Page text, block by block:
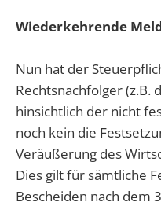
Wiederkehrende
Nun hat der
Rechtsnachfolger (z.B.
hinsichtlich der nicht
noch kein die
Veräußerung des
Dies gilt für sämtliche
Bescheiden nach dem